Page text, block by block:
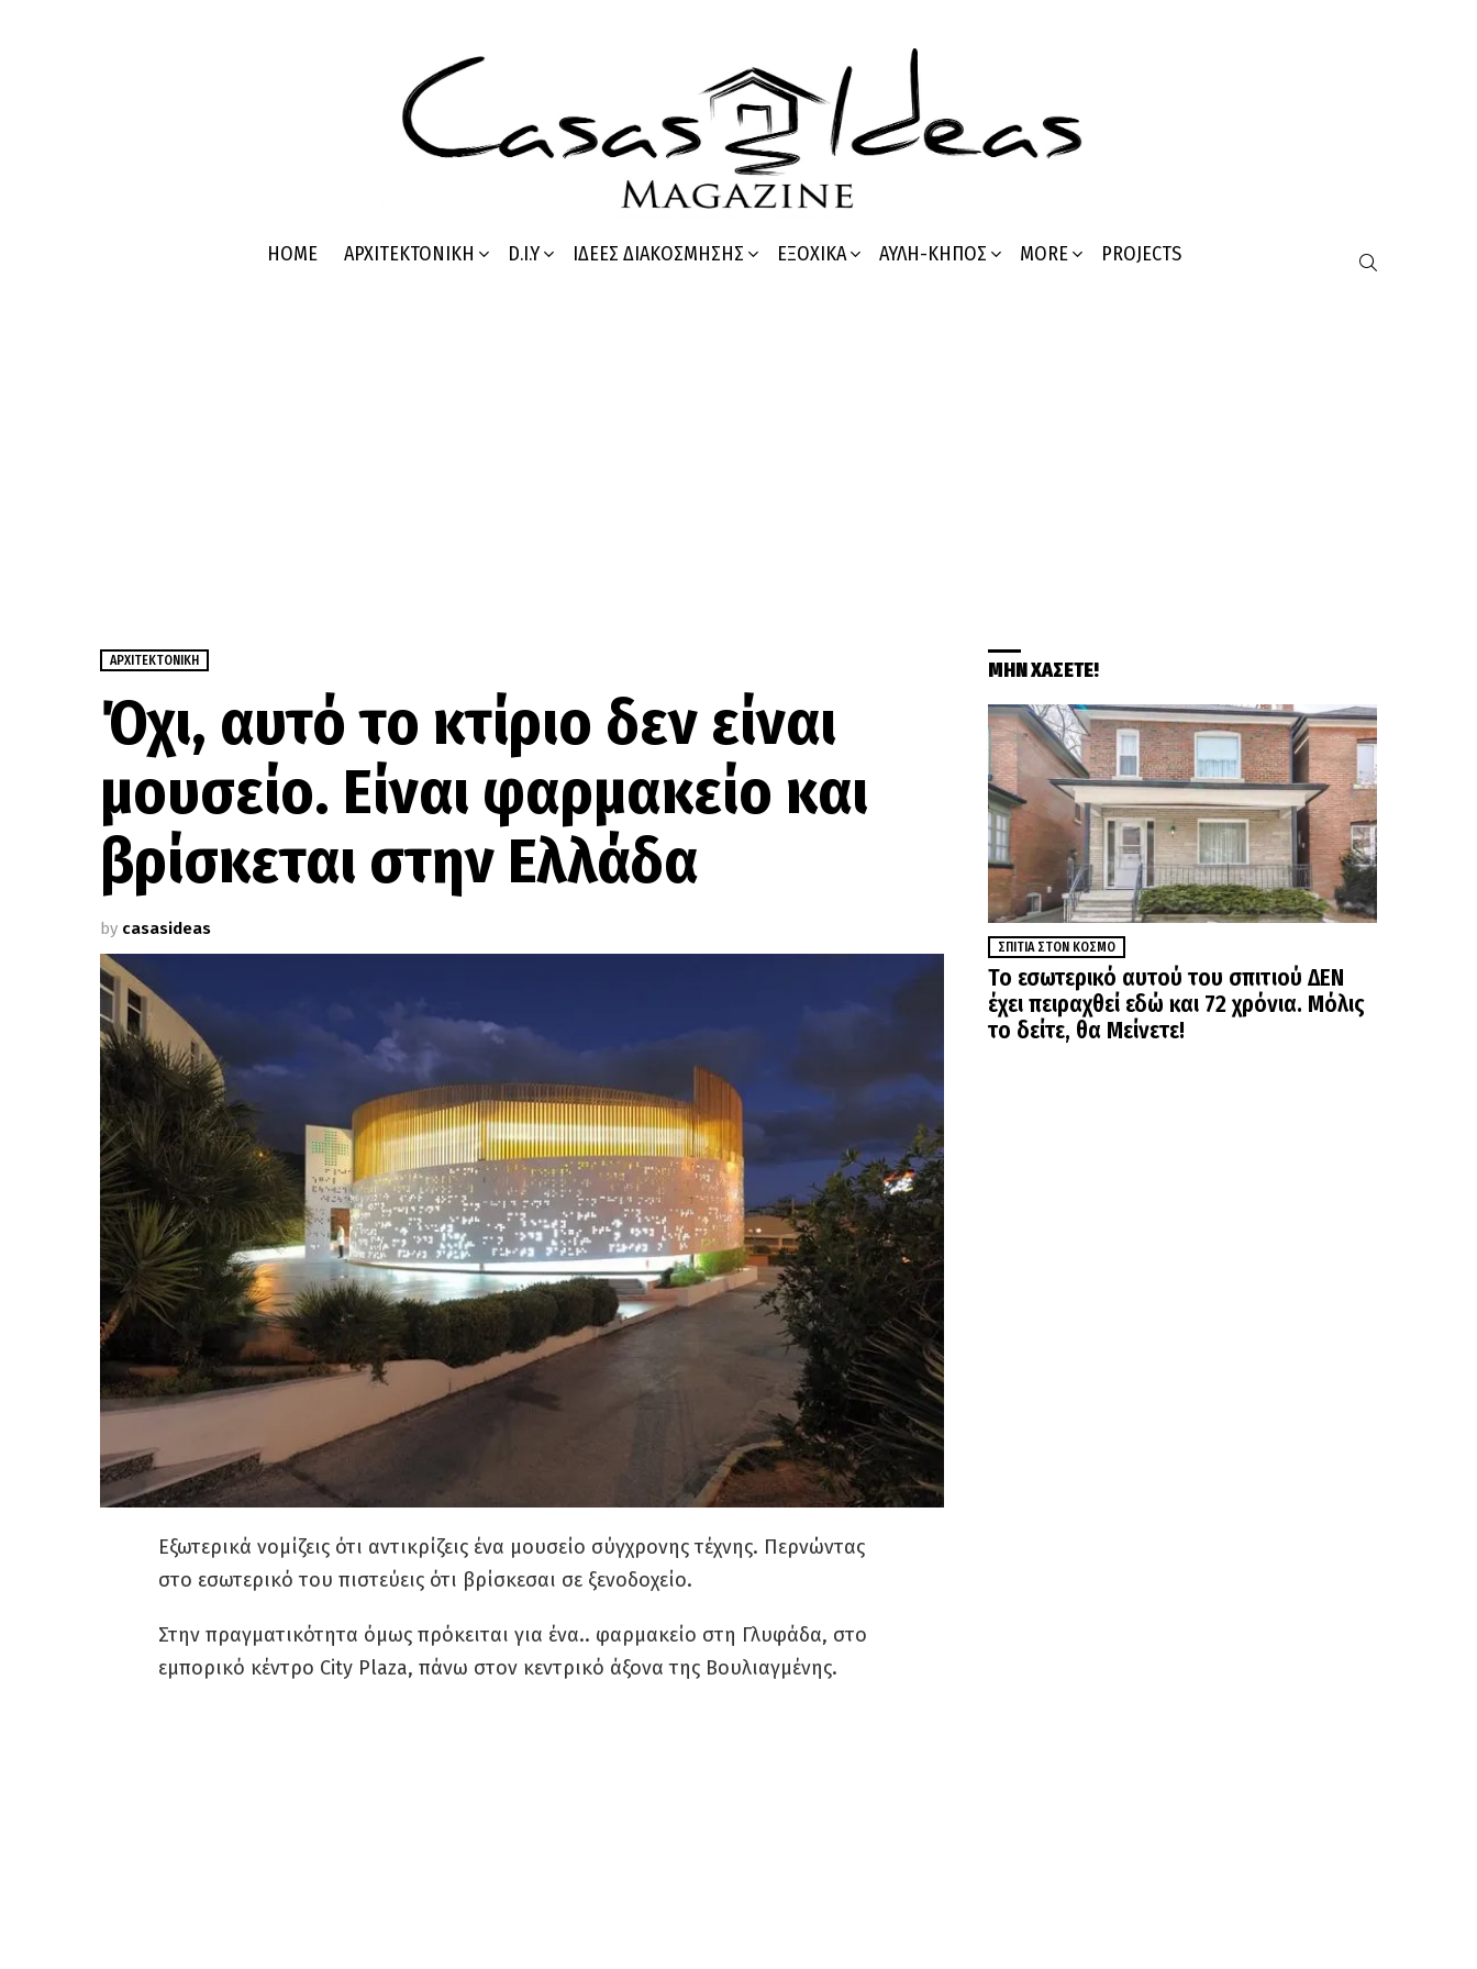
HOME ΑΡΧΙΤΕΚΤΟΝΙΚΉ D.I.Y ΙΔΈΕΣ ΔΙΑΚΌΣΜΗΣΗΣ ΕΞΟΧΙΚΆ ΑΥΛΉ-ΚΉΠΟΣ MORE PROJECTS
ΑΡΧΙΤΕΚΤΟΝΙΚΉ
Όχι, αυτό το κτίριο δεν είναι
μουσείο. Είναι φαρμακείο και
βρίσκεται στην Ελλάδα
by casasideas
Εξωτερικά νομίζεις ότι αντικρίζεις ένα μουσείο σύγχρονης τέχνης. Περνώντας
στο εσωτερικό του πιστεύεις ότι βρίσκεσαι σε ξενοδοχείο.
Στην πραγματικότητα όμως πρόκειται για ένα.. φαρμακείο στη Γλυφάδα, στο
εμπορικό κέντρο City Plaza, πάνω στον κεντρικό άξονα της Βουλιαγμένης.
ΜΗΝ ΧΑΣΕΤΕ!
ΣΠΊΤΙΑ ΣΤΟΝ ΚΌΣΜΟ
Το εσωτερικό αυτού του σπιτιού ΔΕΝ
έχει πειραχθεί εδώ και 72 χρόνια. Μόλις
το δείτε, θα Μείνετε!